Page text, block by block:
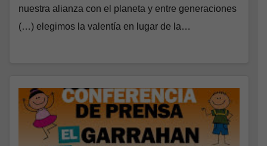
nuestra alianza con el planeta y entre generaciones
(…) elegimos la valentía en lugar de la…